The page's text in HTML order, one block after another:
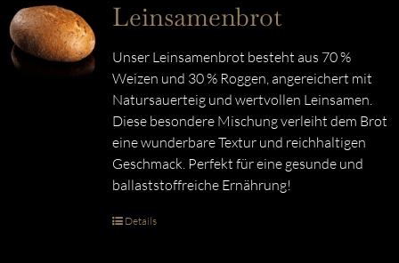
Leinsamenbrot
Unser Leinsamenbrot besteht aus 70 %
Weizen und 30 % Roggen, angereichert mit
Natursauerteig und wertvollen Leinsamen.
Diese besondere Mischung verleiht dem Brot
eine wunderbare Textur und reichhaltigen
Geschmack. Perfekt für eine gesunde und
ballaststoffreiche Ernährung!
Details